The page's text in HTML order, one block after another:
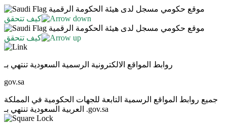
موقع حكومي مسجل لدى هيئة الحكومة الرقمية
كيف تتحقق
موقع حكومي مسجل لدى هيئة الحكومة الرقمية
كيف تتحقق
روابط المواقع الالكترونية الرسمية السعودية تنتهي بـ
gov.sa
جميع روابط المواقع الرسمية التابعة للجهات الحكومية في المملكة
العربية السعودية تنتهي بـ .gov.sa